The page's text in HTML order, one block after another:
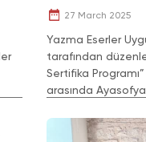
27 March 2025
Yazma Eserler
tarafından
Sertifika
arasında
gerçekleştirilmiştir.